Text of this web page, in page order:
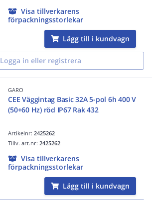
Visa tillverkarens
förpackningsstorlekar
Lägg till i kundvagn
Logga in eller registrera
GARO
CEE Väggintag Basic 32A 5-pol 6h 400 V
(50+60 Hz) röd IP67 Rak 432
Artikelnr:2425262
Tillv. art.nr:2425262
Visa tillverkarens
förpackningsstorlekar
Lägg till i kundvagn